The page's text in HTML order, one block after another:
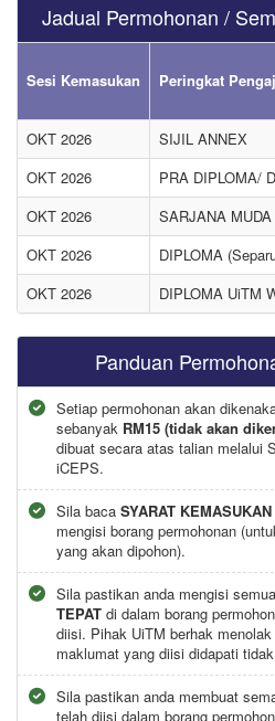
Jadual Permohonan /
Sesi Kemasukan Peringkat
OKT 2026
SIJIL ANNEX
OKT 2026
PRA DIPLOMA/
OKT 2026
SARJANA
OKT 2026
DIPLOMA
OKT 2026
DIPLOMA UiTM
Panduan
Setiap permohonan akan
sebanyak RM15 (tidak akan
dibuat secara atas talian melalui
iCEPS.
Sila baca SYARAT KEMASUKAN
mengisi borang permohonan
yang akan dipohon).
Sila pastikan anda mengisi
TEPAT di dalam borang
diisi. Pihak UiTM berhak
maklumat yang diisi didapati
Sila pastikan anda membuat
telah diisi dalam borang